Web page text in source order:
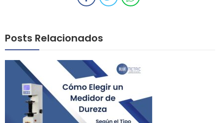
Posts Relacionados